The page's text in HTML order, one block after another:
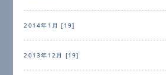
2014年1月 [19]
2013年12月 [19]